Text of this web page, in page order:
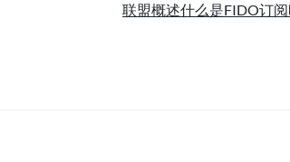
联盟概述什么是FIDO订